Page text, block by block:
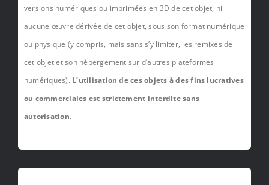
versions numériques ou imprimées en 3D de cet objet, ni
aucune œuvre dérivée de cet objet, sous son format numérique
ou physique (y compris, mais sans s’y limiter, les remixes de
cet objet et son hébergement sur d’autres plateformes
numériques). L’utilisation de ces objets à des fins lucratives
ou commerciales est strictement interdite sans
autorisation.